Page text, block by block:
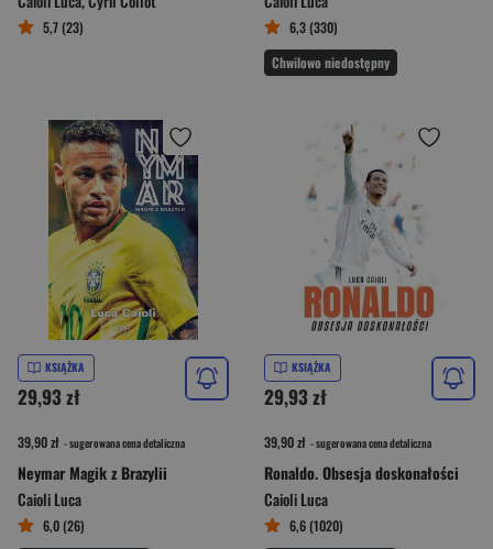
5,7 (23)
6,3 (330)
Chwilowo niedostępny
KSIĄŻKA
29,93 zł
39,90 zł - sugerowana cena detaliczna
Neymar Magik z Brazylii
Caioli Luca
6,0 (26)
KSIĄŻKA
29,93 zł
39,90 zł - sugerowana cena detaliczna
Ronaldo. Obsesja doskonałości
Caioli Luca
6,6 (1020)